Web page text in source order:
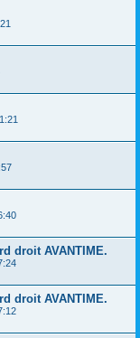
droit AVANTIME.
droit AVANTIME.